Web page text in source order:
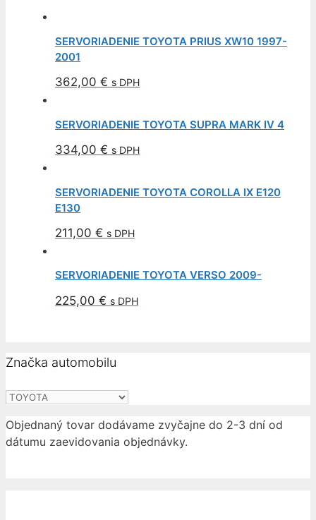
SERVORIADENIE TOYOTA PRIUS XW10 1997-
2001
362,00 € s DPH
SERVORIADENIE TOYOTA SUPRA MARK IV 4
334,00 € s DPH
SERVORIADENIE TOYOTA COROLLA IX E120
E130
211,00 € s DPH
SERVORIADENIE TOYOTA VERSO 2009-
225,00 € s DPH
Značka automobilu
Objednaný tovar dodávame zvyčajne do 2-3 dní od
dátumu zaevidovania objednávky.